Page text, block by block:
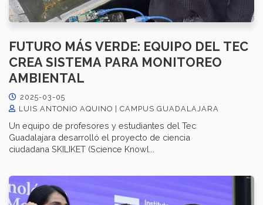
FUTURO MÁS VERDE: EQUIPO DEL TEC
CREA SISTEMA PARA MONITOREO
AMBIENTAL
2025-03-05
LUIS ANTONIO AQUINO | CAMPUS GUADALAJARA
Un equipo de profesores y estudiantes del Tec
Guadalajara desarrolló el proyecto de ciencia
ciudadana SKILIKET (Science Knowl...